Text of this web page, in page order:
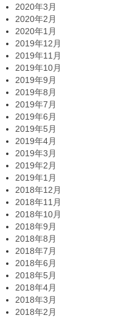
2020年3月
2020年2月
2020年1月
2019年12月
2019年11月
2019年10月
2019年9月
2019年8月
2019年7月
2019年6月
2019年5月
2019年4月
2019年3月
2019年2月
2019年1月
2018年12月
2018年11月
2018年10月
2018年9月
2018年8月
2018年7月
2018年6月
2018年5月
2018年4月
2018年3月
2018年2月